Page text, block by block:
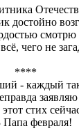
достойно
смотрю
чего не
****
- каждый так
заявляю
стих
Папа февраля!